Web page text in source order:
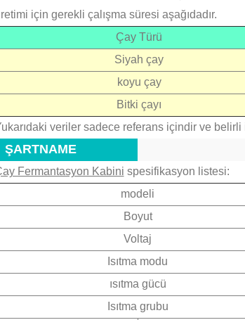
için gerekli çalışma süresi aşağıdadır.
Çay Türü
Siyah çay
koyu çay
Bitki çayı
veriler sadece referans içindir ve
ŞARTNAME
Fermantasyon Kabini spesifikasyon listesi:
modeli
Boyut
Voltaj
Isıtma modu
ısıtma gücü
Isıtma grubu